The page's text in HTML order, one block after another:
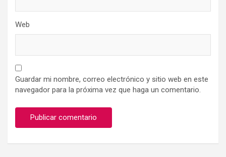
Web
Guardar mi nombre, correo electrónico y sitio web en este
navegador para la próxima vez que haga un comentario.